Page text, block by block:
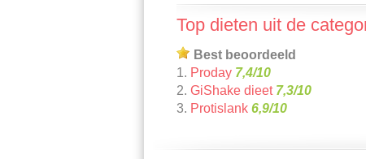
Top dieten uit de
Best beoordeeld
1. Proday 7,4/10
2. GiShake dieet 7,3/10
3. Protislank 6,9/10